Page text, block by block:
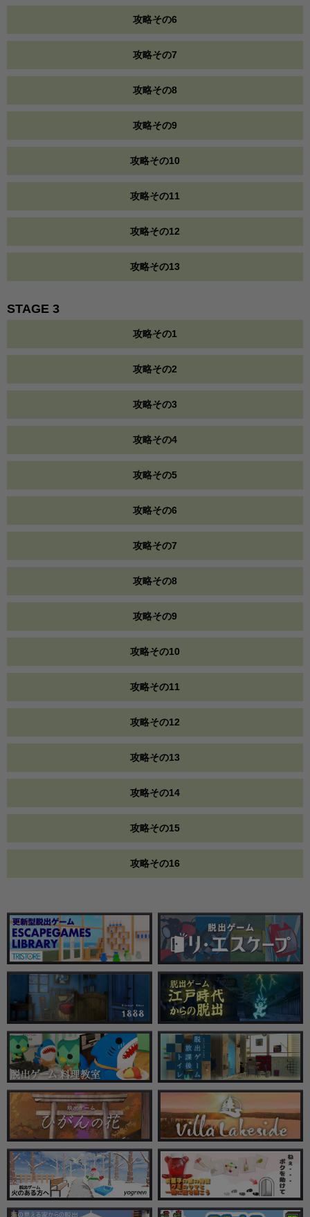
攻略その6
攻略その7
攻略その8
攻略その9
攻略その10
攻略その11
攻略その12
攻略その13
STAGE 3
攻略その1
攻略その2
攻略その3
攻略その4
攻略その5
攻略その6
攻略その7
攻略その8
攻略その9
攻略その10
攻略その11
攻略その12
攻略その13
攻略その14
攻略その15
攻略その16